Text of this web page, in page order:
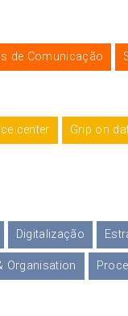
de Comunicação
center Grip on
Digitalização
Organisation